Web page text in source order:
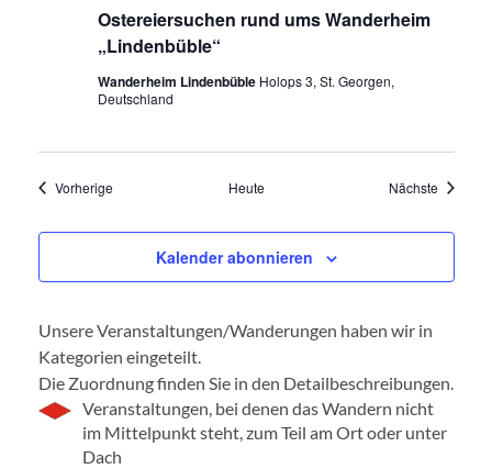
Ostereiersuchen rund ums Wanderheim
„Lindenbüble“
Wanderheim Lindenbüble Holops 3, St. Georgen,
Deutschland
VorherigeVeranstaltungen Heute Nächste
Kalender abonnieren
Unsere Veranstaltungen/Wanderungen haben wir in
Kategorien eingeteilt.
Die Zuordnung finden Sie in den Detailbeschreibungen.
Veranstaltungen, bei denen das Wandern nicht
im Mittelpunkt steht, zum Teil am Ort oder unter
Dach